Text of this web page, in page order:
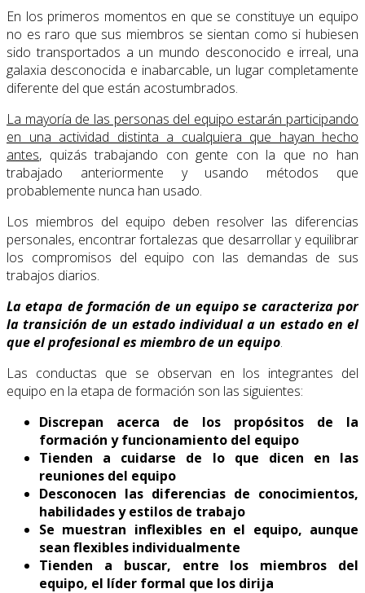
En los primeros momentos en que se constituye un equipo
no es raro que sus miembros se sientan como si hubiesen
sido transportados a un mundo desconocido e irreal, una
galaxia desconocida e inabarcable, un lugar completamente
diferente del que están acostumbrados.
La mayoría de las personas del equipo estarán participando
en una actividad distinta a cualquiera que hayan hecho
antes, quizás trabajando con gente con la que no han
trabajado anteriormente y usando métodos que
probablemente nunca han usado.
Los miembros del equipo deben resolver las diferencias
personales, encontrar fortalezas que desarrollar y equilibrar
los compromisos del equipo con las demandas de sus
trabajos diarios.
La etapa de formación de un equipo se caracteriza por
la transición de un estado individual a un estado en el
que el profesional es miembro de un equipo.
Las conductas que se observan en los integrantes del
equipo en la etapa de formación son las siguientes:
Discrepan acerca de los propósitos de la
formación y funcionamiento del equipo
Tienden a cuidarse de lo que dicen en las
reuniones del equipo
Desconocen las diferencias de conocimientos,
habilidades y estilos de trabajo
Se muestran inflexibles en el equipo, aunque
sean flexibles individualmente
Tienden a buscar, entre los miembros del
equipo, el líder formal que los dirija